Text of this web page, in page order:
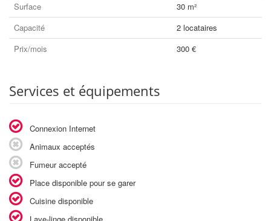
Surface
30 m²
Capacité
2 locataires
Prix/mois
300 €
Services et équipements
Connexion Internet
Animaux acceptés
Fumeur accepté
Place disponible pour se garer
Cuisine disponible